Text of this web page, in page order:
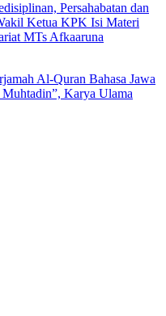
Persahabatan dan
Ketua KPK Isi Materi
MTs Afkaaruna
Al-Quran Bahasa Jawa
Muhtadin”, Karya Ulama